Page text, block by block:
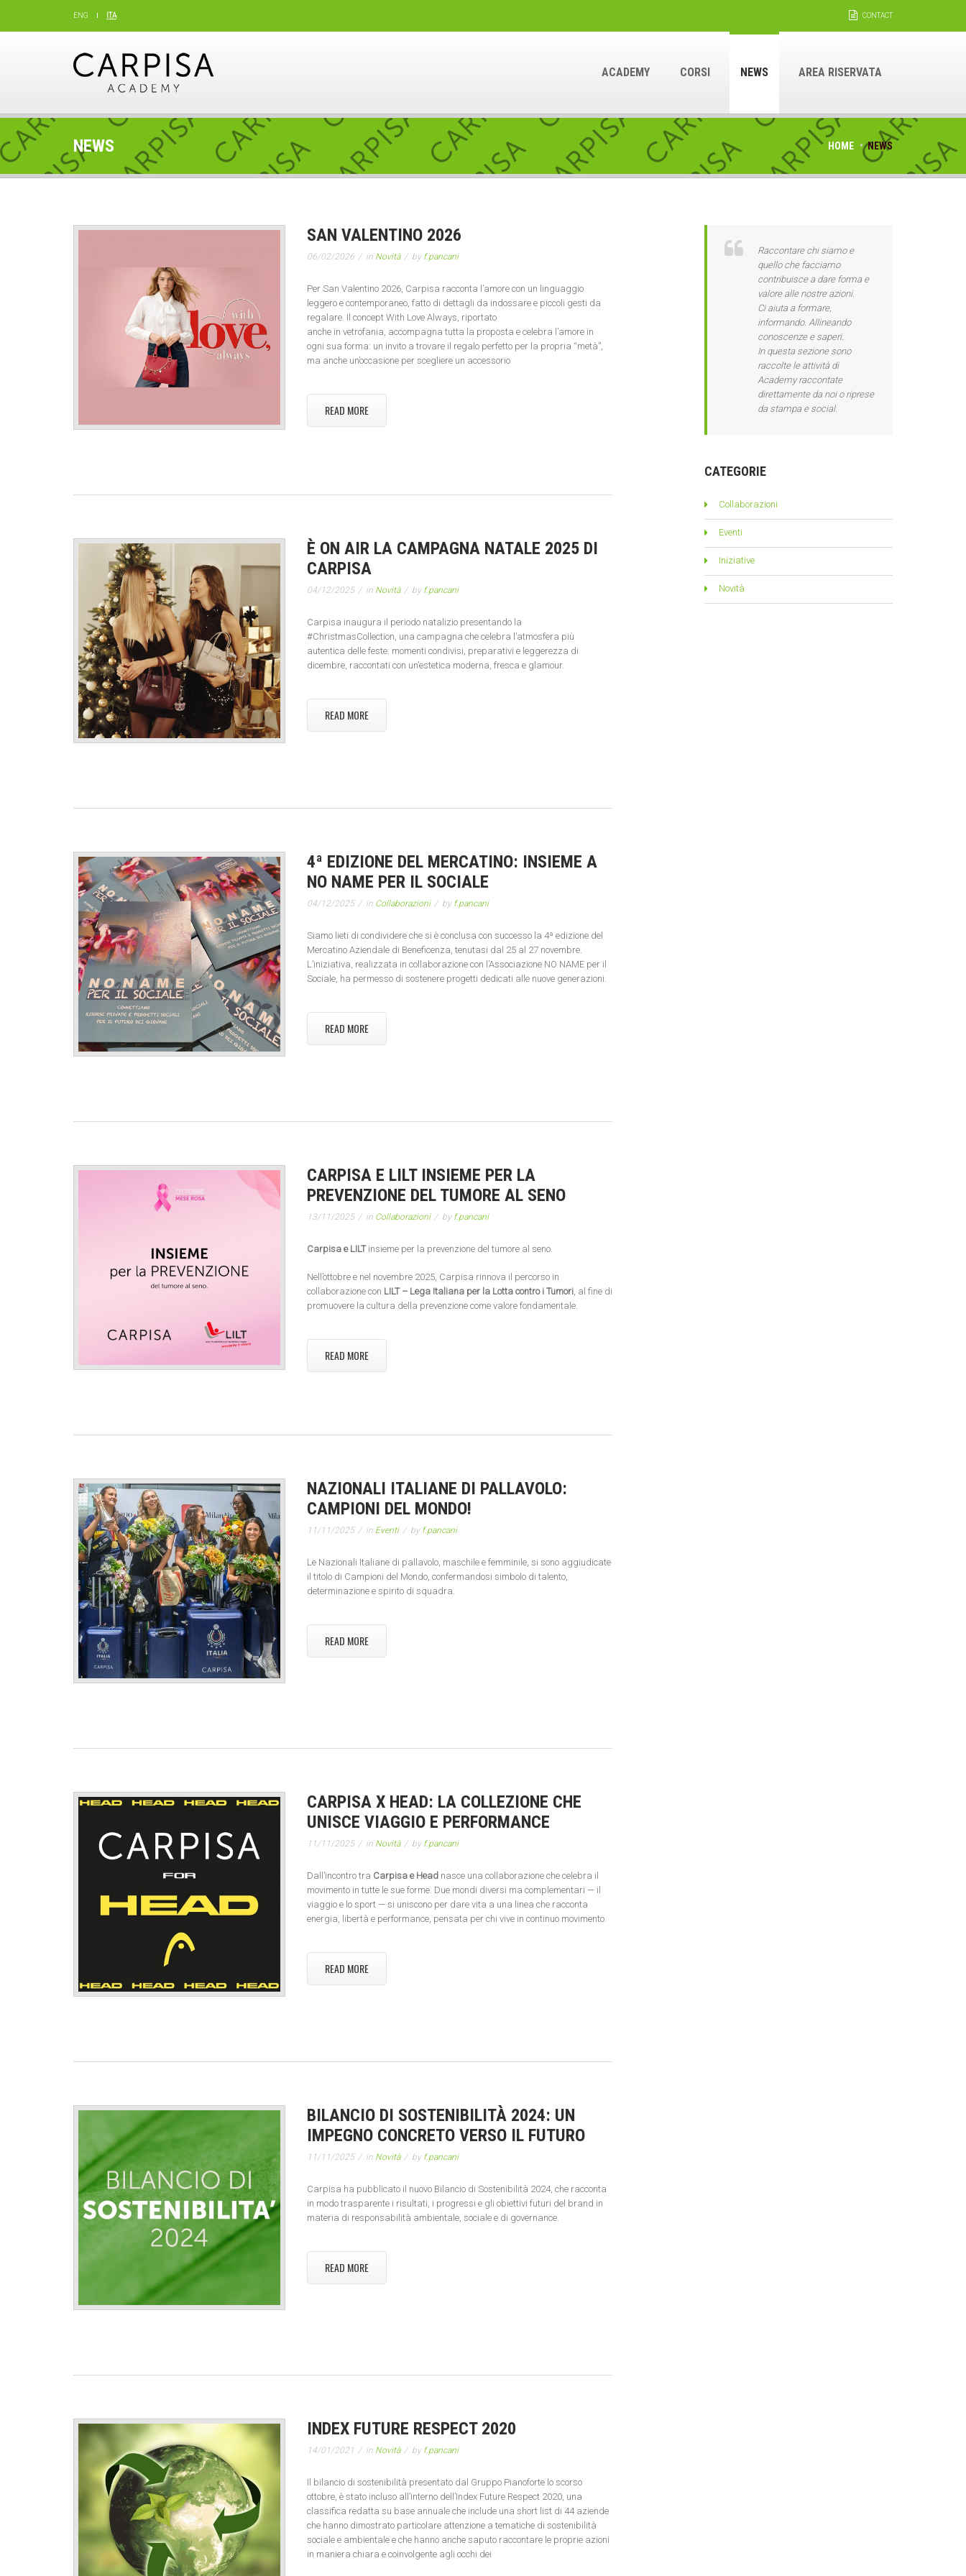
ENG ITA CONTACT
ACADEMY CORSI NEWS AREA RISERVATA
NEWS HOME NEWS
SAN VALENTINO 2026
06/02/2026 in Novità by f.pancani
Per San Valentino 2026, Carpisa racconta l’amore con un linguaggio
leggero e contemporaneo, fatto di dettagli da indossare e piccoli gesti da
regalare. Il concept With Love Always, riportato
anche in vetrofania, accompagna tutta la proposta e celebra l’amore in
ogni sua forma: un invito a trovare il regalo perfetto per la propria “metà”,
ma anche un’occasione per scegliere un accessorio
READ MORE
È ON AIR LA CAMPAGNA NATALE 2025 DI
CARPISA
04/12/2025 in Novità by f.pancani
Carpisa inaugura il periodo natalizio presentando la
#ChristmasCollection, una campagna che celebra l’atmosfera più
autentica delle feste: momenti condivisi, preparativi e leggerezza di
dicembre, raccontati con un’estetica moderna, fresca e glamour.
READ MORE
4ª EDIZIONE DEL MERCATINO: INSIEME A
NO NAME PER IL SOCIALE
04/12/2025 in Collaborazioni by f.pancani
Siamo lieti di condividere che si è conclusa con successo la 4ª edizione del
Mercatino Aziendale di Beneficenza, tenutasi dal 25 al 27 novembre.
L’iniziativa, realizzata in collaborazione con l’Associazione NO NAME per il
Sociale, ha permesso di sostenere progetti dedicati alle nuove generazioni.
READ MORE
CARPISA E LILT INSIEME PER LA
PREVENZIONE DEL TUMORE AL SENO
13/11/2025 in Collaborazioni by f.pancani
Carpisa e LILTinsieme per la prevenzione del tumore al seno.
Nell’ottobre e nel novembre 2025, Carpisa rinnova il percorso in
collaborazione con LILT – Lega Italiana per la Lotta contro i Tumori, al fine di
promuovere la cultura della prevenzione come valore fondamentale.
READ MORE
NAZIONALI ITALIANE DI PALLAVOLO:
CAMPIONI DEL MONDO!
11/11/2025 in Eventi by f.pancani
Le Nazionali Italiane di pallavolo, maschile e femminile, si sono aggiudicate
il titolo di Campioni del Mondo, confermandosi simbolo di talento,
determinazione e spirito di squadra.
READ MORE
CARPISA X HEAD: LA COLLEZIONE CHE
UNISCE VIAGGIO E PERFORMANCE
11/11/2025 in Novità by f.pancani
Dall’incontro tra Carpisa e Head nasce una collaborazione che celebra il
movimento in tutte le sue forme. Due mondi diversi ma complementari — il
viaggio e lo sport — si uniscono per dare vita a una linea che racconta
energia, libertà e performance, pensata per chi vive in continuo movimento.
READ MORE
BILANCIO DI SOSTENIBILITÀ 2024: UN
IMPEGNO CONCRETO VERSO IL FUTURO
11/11/2025 in Novità by f.pancani
Carpisa ha pubblicato il nuovo Bilancio di Sostenibilità 2024, che racconta
in modo trasparente i risultati, i progressi e gli obiettivi futuri del brand in
materia di responsabilità ambientale, sociale e di governance.
READ MORE
INDEX FUTURE RESPECT 2020
14/01/2021 in Novità by f.pancani
Il bilancio di sostenibilità presentato dal Gruppo Pianoforte lo scorso
ottobre, è stato incluso all’interno dell’Index Future Respect 2020, una
classifica redatta su base annuale che include una short list di 44 aziende
che hanno dimostrato particolare attenzione a tematiche di sostenibilità
sociale e ambientale e che hanno anche saputo raccontare le proprie azioni
in maniera chiara e coinvolgente agli occhi dei
Raccontare chi siamo e
quello che facciamo
contribuisce a dare forma e
valore alle nostre azioni.
Ci aiuta a formare,
informando. Allineando
conoscenze e saperi.
In questa sezione sono
raccolte le attività di
Academy raccontate
direttamente da noi o riprese
da stampa e social.
CATEGORIE
Collaborazioni
Eventi
Iniziative
Novità